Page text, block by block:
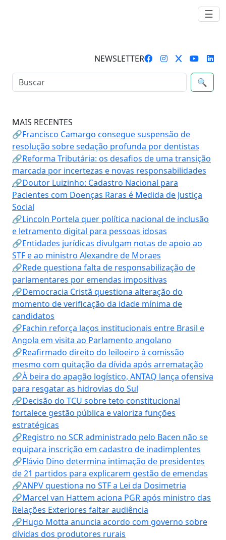
☰
NEWSLETTER
🔍
MAIS RECENTES
🔗Francisco Camargo consegue suspensão de
resolução sobre sedação profunda por dentistas
🔗Reforma Tributária: os desafios de uma transição
marcada por incertezas e novas responsabilidades
🔗Doutor Luizinho: Cadastro Nacional para
Pacientes com Doenças Raras é Medida de Justiça
Social
🔗Lincoln Portela quer política nacional de inclusão
e letramento digital para pessoas idosas
🔗Entidades jurídicas divulgam notas de apoio ao
STF e ao ministro Alexandre de Moraes
🔗Rede questiona falta de responsabilização de
parlamentares por emendas impositivas
🔗Democracia Cristã questiona alteração do
momento de verificação da idade mínima de
candidatos
🔗Fachin reforça laços institucionais entre Brasil e
Angola em visita ao Parlamento angolano
🔗Reafirmado direito do leiloeiro à comissão
mesmo com quitação da dívida após arrematação
🔗À beira do apagão logístico, ANTAQ lança ofensiva
para resgatar as hidrovias do Sul
🔗Decisão do TCU sobre teto constitucional
fortalece gestão pública e valoriza funções
estratégicas
🔗Registro no SCR administrado pelo Bacen não se
equipara inscrição em cadastro de inadimplentes
🔗Flávio Dino determina intimação de presidentes
de 21 partidos para explicarem gestão de emendas
🔗ANPV questiona no STF a Lei da Dosimetria
🔗Marcel van Hattem aciona PGR após ministro das
Relações Exteriores faltar audiência
🔗Hugo Motta anuncia acordo com governo sobre
dívidas dos produtores rurais